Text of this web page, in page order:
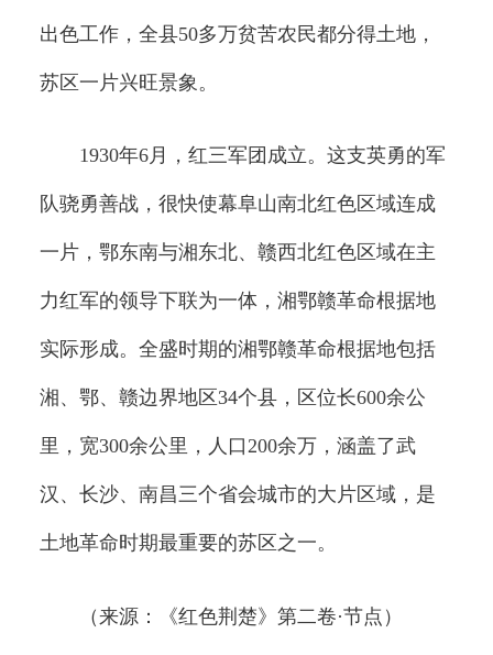
出色工作，全县50多万贫苦农民都分得土地，
苏区一片兴旺景象。
1930年6月，红三军团成立。这支英勇的军
队骁勇善战，很快使幕阜山南北红色区域连成
一片，鄂东南与湘东北、赣西北红色区域在主
力红军的领导下联为一体，湘鄂赣革命根据地
实际形成。全盛时期的湘鄂赣革命根据地包括
湘、鄂、赣边界地区34个县，区位长600余公
里，宽300余公里，人口200余万，涵盖了武
汉、长沙、南昌三个省会城市的大片区域，是
土地革命时期最重要的苏区之一。
（来源：《红色荆楚》第二卷·节点）